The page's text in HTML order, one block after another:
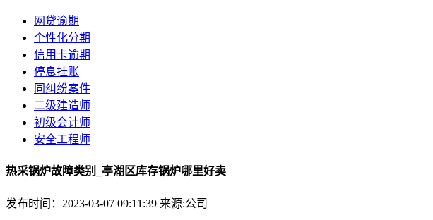
网贷逾期
个性化分期
信用卡逾期
停息挂账
同纠纷案件
二级建造师
初级会计师
安全工程师
热采锅炉故障类别_亭湖区库存锅炉哪里好卖
发布时间：2023-03-07 09:11:39 来源:公司